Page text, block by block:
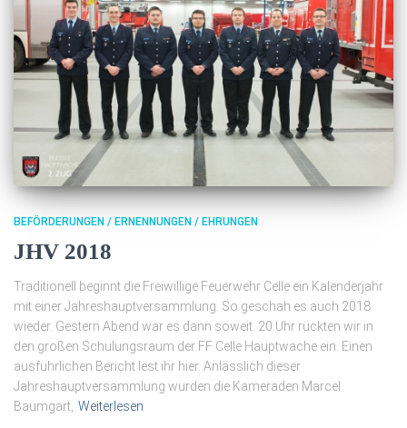
BEFÖRDERUNGEN / ERNENNUNGEN / EHRUNGEN
JHV 2018
Traditionell beginnt die Freiwillige Feuerwehr Celle ein Kalenderjahr
mit einer Jahreshauptversammlung. So geschah es auch 2018
wieder. Gestern Abend war es dann soweit. 20 Uhr rückten wir in
den großen Schulungsraum der FF Celle Hauptwache ein. Einen
ausführlichen Bericht lest ihr hier. Anlässlich dieser
Jahreshauptversammlung wurden die Kameraden Marcel
Baumgart, Weiterlesen